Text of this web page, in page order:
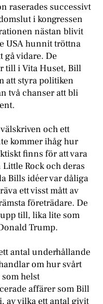
raserades successivt
i kongressen
nästan blivit
USA hunnit tröttna
gå vidare. De
till i Vita Huset, Bill
att styra politiken
två chanser att bli
och ett
kommer ihåg hur
finns för att vara
Rock och deras
Bills idéer var dåliga
ett visst mått av
företrädare. De
till, lika lite som
Trump.
antal underhållande
om hur svårt
helst
affärer som Bill
av vilka ett antal givit